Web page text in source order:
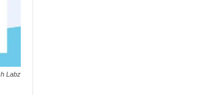
Labz